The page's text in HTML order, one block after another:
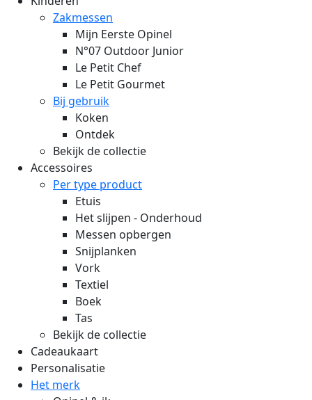
Zakmessen
Mijn Eerste Opinel
N°07 Outdoor Junior
Le Petit Chef
Le Petit Gourmet
Bij gebruik
Koken
Ontdek
Bekijk de collectie
Accessoires
Per type product
Etuis
Het slijpen - Onderhoud
Messen opbergen
Snijplanken
Vork
Textiel
Boek
Tas
Bekijk de collectie
Cadeaukaart
Personalisatie
Het merk